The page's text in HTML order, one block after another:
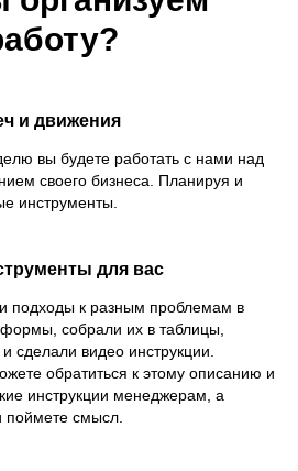
и движения
вы будете работать с нами над
своего бизнеса. Планируя и
инструменты.
для вас
подходы к разным проблемам в
собрали их в таблицы,
сделали видео инструкции.
обратиться к этому описанию и
инструкции менеджерам, а
поймете смысл.